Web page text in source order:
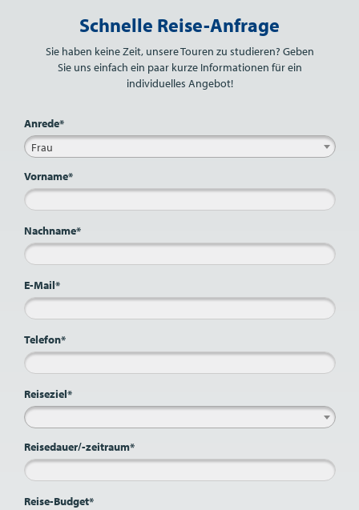
Schnelle Reise-Anfrage
Sie haben keine Zeit, unsere Touren zu studieren? Geben
Sie uns einfach ein paar kurze Informationen für ein
individuelles Angebot!
Anrede*
Frau
Vorname*
Nachname*
E-Mail*
Telefon*
Reiseziel*
Reisedauer/-zeitraum*
Reise-Budget*